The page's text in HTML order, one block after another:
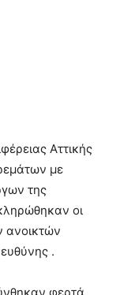
Αττικής
με
της
οι
ανοικτών
.